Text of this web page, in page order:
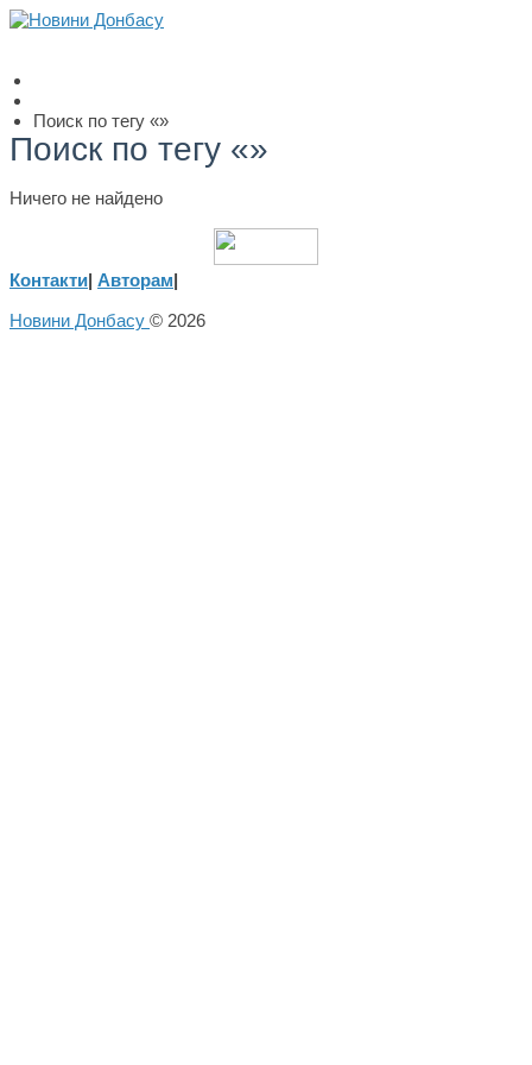
Поиск по тегу «»
Поиск по тегу «»
Ничего не найдено
Контакти| Авторам|
Новини Донбасу © 2026